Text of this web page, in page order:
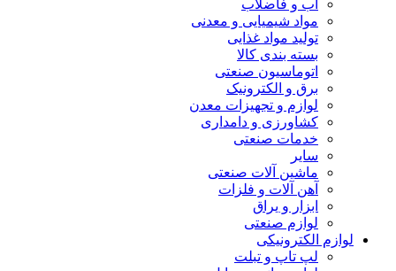
آب و فاضلاب
مواد شیمیایی و معدنی
تولید مواد غذایی
بسته بندی کالا
اتوماسیون صنعتی
برق و الکترونیک
لوازم و تجهیزات معدن
کشاورزی و دامداری
خدمات صنعتی
سایر
ماشین آلات صنعتی
آهن آلات و فلزات
ابزار و یراق
لوازم صنعتی
لوازم الکترونیکی
لپ تاپ و تبلت